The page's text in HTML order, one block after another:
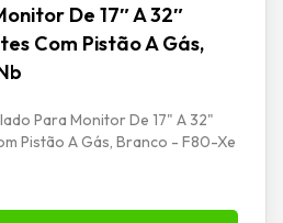
De 17″ A 32″
Com Pistão A Gás,
Para Monitor De 17" A 32"
Pistão A Gás, Branco - F80-Xe